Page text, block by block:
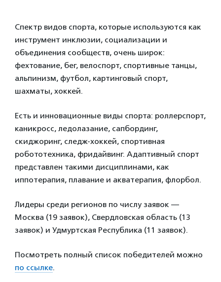
Спектр видов спорта, которые используются как
инструмент инклюзии, социализации и
объединения сообществ, очень широк:
фехтование, бег, велоспорт, спортивные танцы,
альпинизм, футбол, картинговый спорт,
шахматы, хоккей.
Есть и инновационные виды спорта: роллерспорт,
каникросс, ледолазание, сапбординг,
скиджоринг, следж-хоккей, спортивная
робототехника, фридайвинг. Адаптивный спорт
представлен такими дисциплинами, как
иппотерапия, плавание и акватерапия, флорбол.
Лидеры среди регионов по числу заявок —
Москва (19 заявок), Свердловская область (13
заявок) и Удмуртская Республика (11 заявок).
Посмотреть полный список победителей можно
по ссылке.